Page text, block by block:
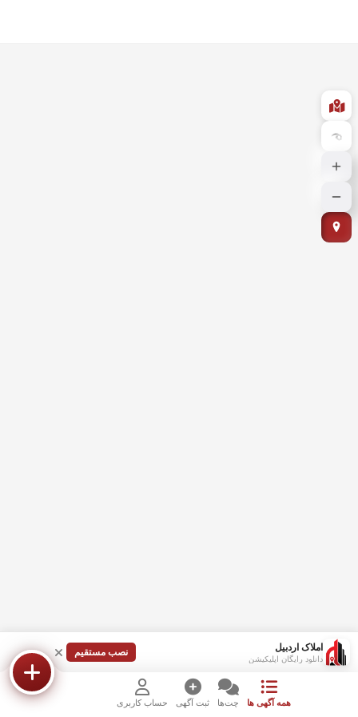
املاک اردبیل
دانلود رایگان اپلیکیشن
نصب مستقیم
همه آگهی ها چت‌ها ثبت آگهی حساب کاربری